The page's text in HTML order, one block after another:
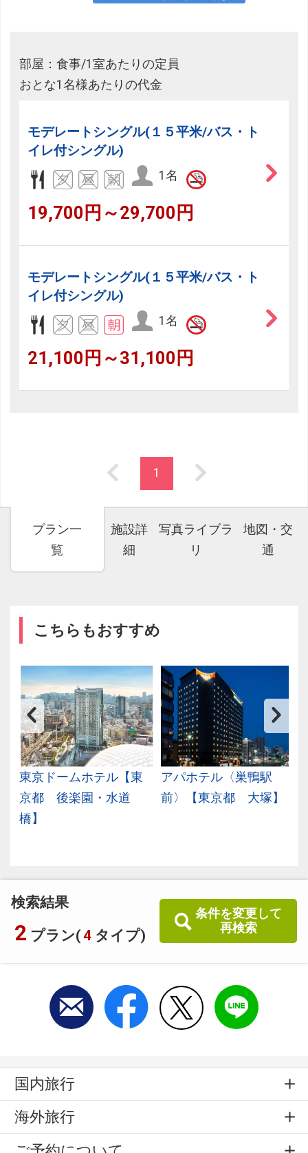
検索結果
2 プラン(4 タイプ)
条件を変更して
再検索
部屋：食事/1室あたりの定員
おとな1名様あたりの代金
モデレートシングル(１５平米/バス・ト
イレ付シングル)
1名
19,700円～29,700円
モデレートシングル(１５平米/バス・ト
イレ付シングル)
1名
21,100円～31,100円
1
プラン一
覧
施設詳
細
写真ライブラ
リ
地図・交
通
こちらもおすすめ
東京ドームホテル【東
京都 後楽園・水道
橋】
アパホテル〈巣鴨駅
前〉【東京都 大塚】
国内旅行
海外旅行